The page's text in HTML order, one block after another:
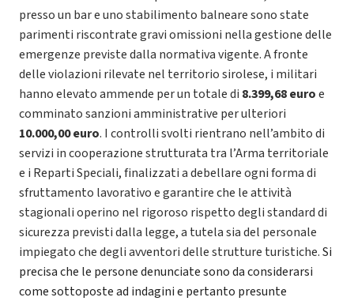
presso un bar e uno stabilimento balneare sono state
parimenti riscontrate gravi omissioni nella gestione delle
emergenze previste dalla normativa vigente. A fronte
delle violazioni rilevate nel territorio sirolese, i militari
hanno elevato ammende per un totale di 8.399,68 euroe
comminato sanzioni amministrative per ulteriori
10.000,00 euro. I controlli svolti rientrano nell’ambito di
servizi in cooperazione strutturata tra l’Arma territoriale
e i Reparti Speciali, finalizzati a debellare ogni forma di
sfruttamento lavorativo e garantire che le attività
stagionali operino nel rigoroso rispetto degli standard di
sicurezza previsti dalla legge, a tutela sia del personale
impiegato che degli avventori delle strutture turistiche.Si
precisa che le persone denunciate sono da considerarsi
come sottoposte ad indagini e pertanto presunte